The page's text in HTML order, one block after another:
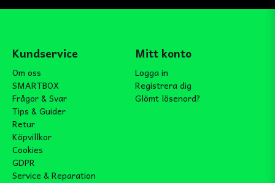
Kundservice
Om oss
SMARTBOX
Frågor & Svar
Tips & Guider
Retur
Köpvillkor
Cookies
GDPR
Service & Reparation
Mitt konto
Logga in
Registrera dig
Glömt lösenord?